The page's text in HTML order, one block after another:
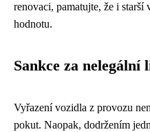
renovaci, pamatujte, že i starší
hodnotu.
Sankce za nelegální
Vyřazení vozidla z provozu
pokut. Naopak, dodržením